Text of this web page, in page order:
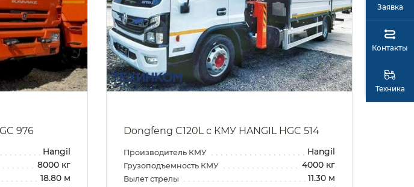
976
Hangil
8000 кг
18.80 м
Dongfeng C120L с КМУ HANGIL HGC 514
Производитель КМУ Hangil
Грузоподъемность КМУ 4000 кг
Вылет стрелы 11.30 м
Заявка
Техника
Контакты